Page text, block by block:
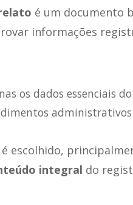
é um documento
informações
os dados essenciais
administrativos
escolhido,
integral do